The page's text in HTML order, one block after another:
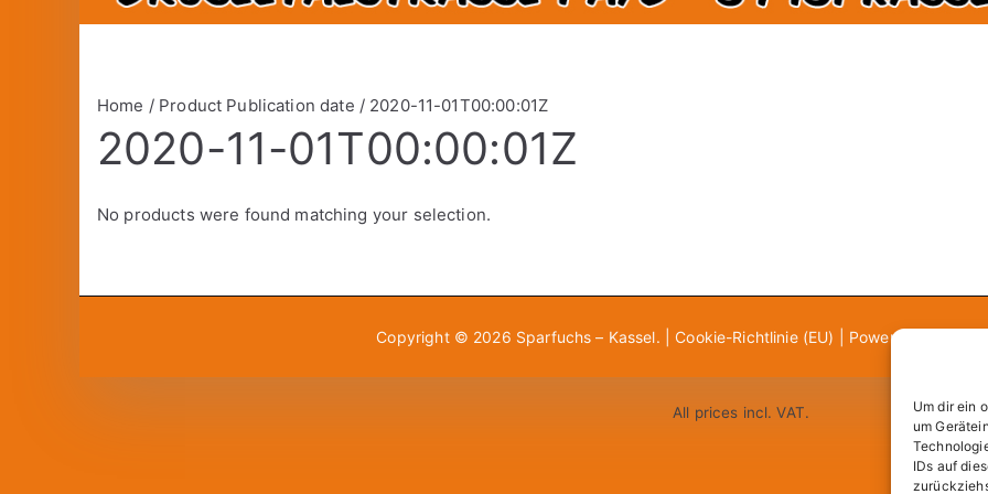
Um dir ein
um
IDs auf
Home / Product Publication date / 2020-11-01T00:00:01Z
2020-11-01T00:00:01Z
No products were found matching your selection.
Copyright © 2026 Sparfuchs – Kassel. |Cookie-Richtlinie (EU) | Powered by
All prices incl. VAT.